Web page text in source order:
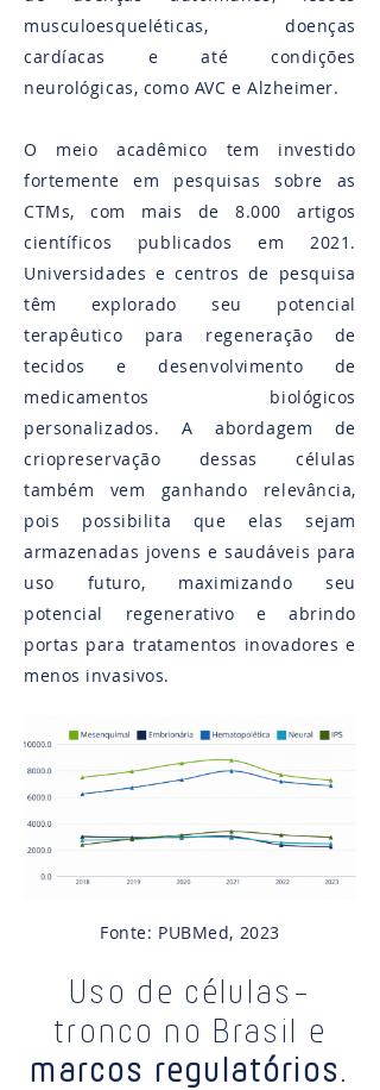
musculoesqueléticas, doenças
cardíacas e até condições
neurológicas, como AVC e Alzheimer​.
O meio acadêmico tem investido
fortemente em pesquisas sobre as
CTMs, com mais de 8.000 artigos
científicos publicados em 2021​.
Universidades e centros de pesquisa
têm explorado seu potencial
terapêutico para regeneração de
tecidos e desenvolvimento de
medicamentos biológicos
personalizados. A abordagem de
criopreservação dessas células
também vem ganhando relevância,
pois possibilita que elas sejam
armazenadas jovens e saudáveis para
uso futuro, maximizando seu
potencial regenerativo e abrindo
portas para tratamentos inovadores e
menos invasivos​.
Fonte: PUBMed, 2023
Uso de células-
tronco no Brasil e
marcos regulatórios.